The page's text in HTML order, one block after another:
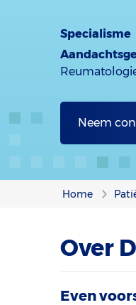
Specialisme
Neem
Home
Over
Even